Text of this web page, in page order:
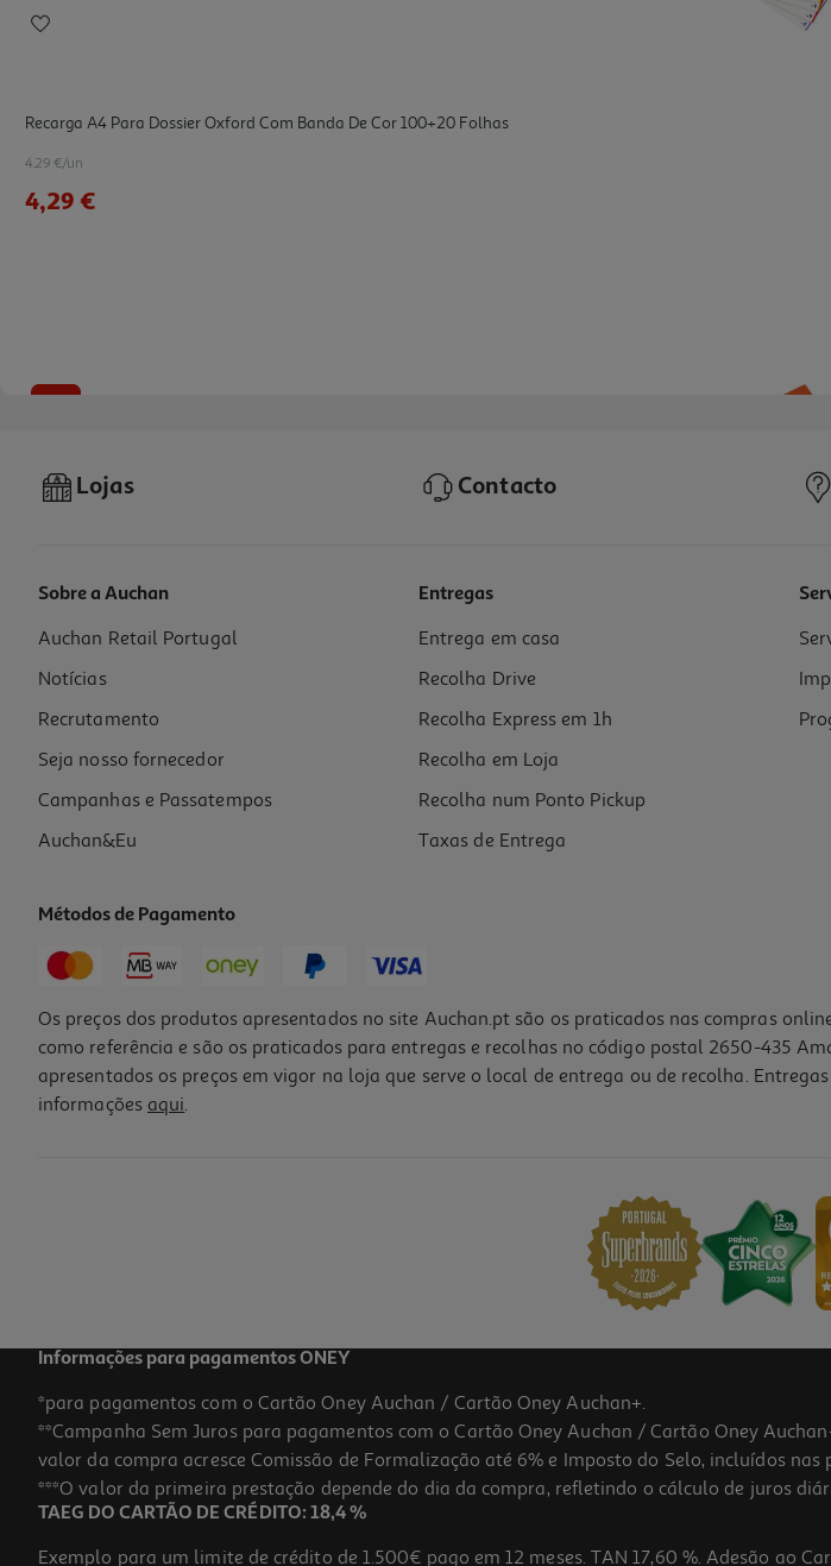
Recarga A4 Para Dossier Oxford Com Banda De Cor 100+20 Folhas
4.29 €/un
4,29 €
Recarga Dossier Ambar Quadriculado A4 100 Folhas 100g
1.99 €/un
1,99 €
Lojas Contacto
Sobre a Auchan
Auchan Retail Portugal
Notícias
Recrutamento
Seja nosso fornecedor
Campanhas e Passatempos
Auchan&Eu
Entregas
Entrega em casa
Recolha Drive
Recolha Express em 1h
Recolha em Loja
Recolha num Ponto Pickup
Taxas de Entrega
Métodos de Pagamento
Os preços dos produtos apresentados no site Auchan.pt são os praticados nas compras
como referência e são os praticados para entregas e recolhas no código postal 2650-435
apresentados os preços em vigor na loja que serve o local de entrega ou de recolha.
informações aqui.
Informações para pagamentos ONEY
*para pagamentos com o Cartão Oney Auchan / Cartão Oney Auchan+.
**Campanha Sem Juros para pagamentos com o Cartão Oney Auchan / Cartão Oney
valor da compra acresce Comissão de Formalização até 6% e Imposto do Selo, incluídos nas
***O valor da primeira prestação depende do dia da compra, refletindo o cálculo de juros
TAEG DO CARTÃO DE CRÉDITO: 18,4 %
Exemplo para um limite de crédito de 1.500€ pago em 12 meses. TAN 17,60 %. Adesão ao